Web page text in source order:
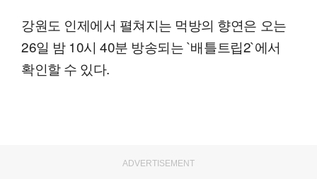
강원도 인제에서 펼쳐지는 먹방의 향연은 오는
26일 밤 10시 40분 방송되는 `배틀트립2`에서
확인할 수 있다.
ADVERTISEMENT